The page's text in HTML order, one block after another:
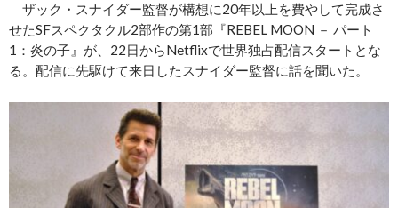
ザック・スナイダー監督が構想に20年以上を費やして完成さ
せたSFスペクタクル2部作の第1部『REBEL MOON － パート
1：炎の子』が、22日からNetflixで世界独占配信スタートとな
る。配信に先駆けて来日したスナイダー監督に話を聞いた。